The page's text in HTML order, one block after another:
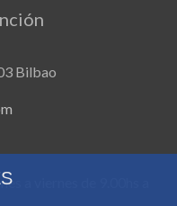
Bilbao
a viernes de 9.00hs a